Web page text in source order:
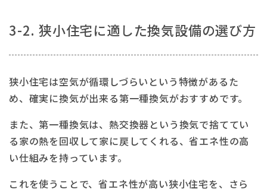
3-2. 狭小住宅に適した換気設備の選び方
狭小住宅は空気が循環しづらいという特徴があるた
め、確実に換気が出来る第一種換気がおすすめです。
また、第一種換気は、熱交換器という換気で捨ててい
る家の熱を回収して家に戻してくれる、省エネ性の高
い仕組みを持っています。
これを使うことで、省エネ性が高い狭小住宅を、さら